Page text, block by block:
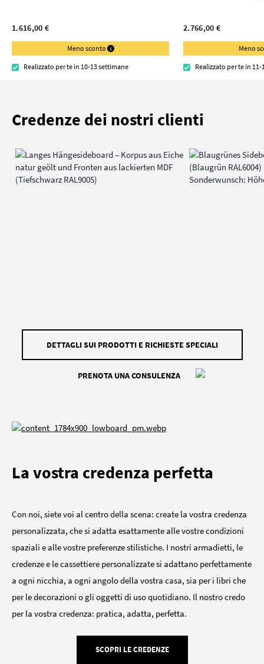
1.616,00 €
Meno sconto
Realizzato per te in 10-13 settimane
2.766,00 €
Meno
Realizzato per te in
Credenze dei nostri clienti
DETTAGLI SUI PRODOTTI E RICHIESTE SPECIALI
PRENOTA UNA CONSULENZA
La vostra credenza perfetta
Con noi, siete voi al centro della scena: create la vostra credenza
personalizzata, che si adatta esattamente alle vostre condizioni
spaziali e alle vostre preferenze stilistiche. I nostri armadietti, le
credenze e le cassettiere personalizzate si adattano perfettamente
a ogni nicchia, a ogni angolo della vostra casa, sia per i libri che
per le decorazioni o gli oggetti di uso quotidiano. Il nostro credo
per la vostra credenza: pratica, adatta, perfetta.
SCOPRI LE CREDENZE